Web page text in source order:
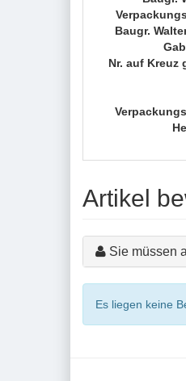
Baugr.
Nr. auf Kreuz
Artikel
Sie müssen
Es liegen keine